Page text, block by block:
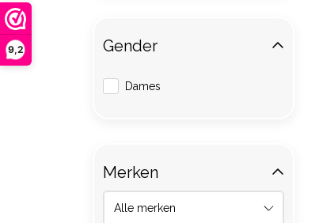
9,2 Gender
Dames
Merken